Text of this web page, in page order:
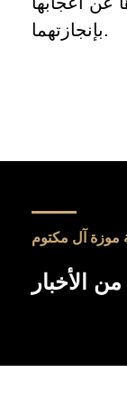
بإنجازتهما.
موزة آل مكتوم
من الأخبار